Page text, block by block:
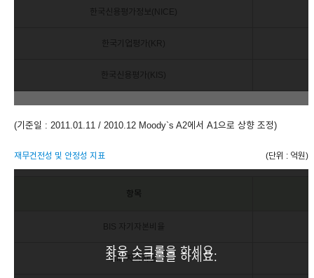
한국신용평가정보(NICE)
한국기업평가(KR)
한국신용평가(KIS)
(기준일 : 2011.01.11 / 2010.12 Moody`s A2에서 A1으로 상향 조정)
재무건전성 및 안정성 지표 (단위 : 억원)
항목
BIS 자기자본비율
BIS 자기자본
좌우 스크롤을 하세요.
좌우 스크롤을 하세요.